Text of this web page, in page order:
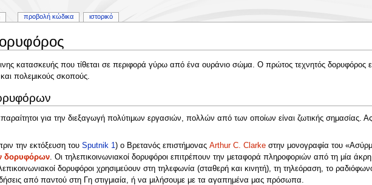
κατασκευής που τίθεται σε περιφορά γύρω από ένα ουράνιο σώμα. Ο πρώτος τεχνητός δορυφόρος
πολεμικούς σκοπούς.
για την διεξαγωγή πολύτιμων εργασιών, πολλών από των οποίων είναι ζωτικής σημασίας.
την εκτόξευση του Sputnik 1 ) ο Βρετανός επιστήμονας Arthur C. Clarkeστην μονογραφία του
δορυφόρων. Οι τηλεπικοινωνιακοί δορυφόροι επιτρέπουν την μεταφορά πληροφοριών από τη μία
δορυφόροι χρησιμεύουν στη τηλεφωνία (σταθερή και κινητή), τη τηλεόραση, το
από παντού στη Γη στιγμιαία, ή να μιλήσουμε με τα αγαπημένα μας πρόσωπα.
προβολή κώδικα ιστορικό